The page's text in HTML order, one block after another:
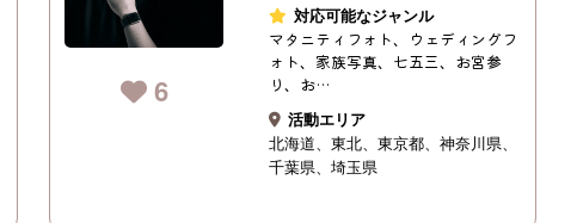
6
対応可能なジャンル
マタニティフォト、ウェディングフ
ォト、家族写真、七五三、お宮参
り、お…
活動エリア
北海道
東北 東京都
神奈川県
千葉県
埼玉県